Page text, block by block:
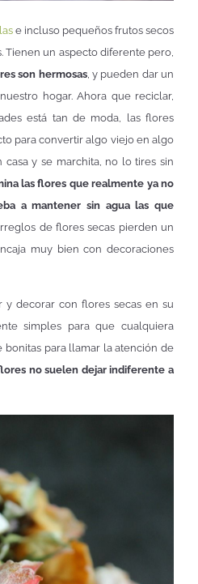
e incluso pequeños frutos secos
Tienen un aspecto diferente pero,
son hermosas, y pueden dar un
hogar. Ahora que reciclar,
está tan de moda, las flores
para convertir algo viejo en algo
casa y se marchita, no lo tires sin
las flores que realmente ya no
a mantener sin agua las que
de flores secas pierden un
muy bien con decoraciones
y decorar con flores secas en su
simples para que cualquiera
bonitas para llamar la atención de
no suelen dejar indiferente a